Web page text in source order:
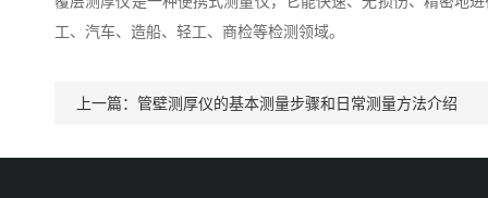
工、汽车、造船、轻工、商检等检测领域。
上一篇： 管壁测厚仪的基本测量步骤和日常测量方法介绍